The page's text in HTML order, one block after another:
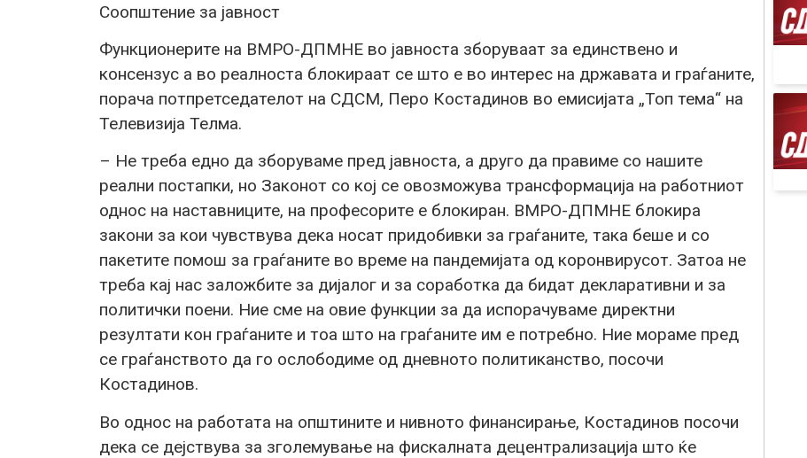
Соопштение за јавност
Функционерите на ВМРО-ДПМНЕ во јавноста зборуваат за единствено и
консензус а во реалноста блокираат се што е во интерес на државата и граѓаните,
порача потпретседателот на СДСМ, Перо Костадинов во емисијата „Топ тема“ на
Телевизија Телма.
– Не треба едно да зборуваме пред јавноста, а друго да правиме со нашите
реални постапки, но Законот со кој се овозможува трансформација на работниот
однос на наставниците, на професорите е блокиран. ВМРО-ДПМНЕ блокира
закони за кои чувствува дека носат придобивки за граѓаните, така беше и со
пакетите помош за граѓаните во време на пандемијата од коронвирусот. Затоа не
треба кај нас заложбите за дијалог и за соработка да бидат декларативни и за
политички поени. Ние сме на овие функции за да испорачуваме директни
резултати кон граѓаните и тоа што на граѓаните им е потребно. Ние мораме пред
се граѓанството да го ослободиме од дневното политиканство, посочи
Костадинов.
Во однос на работата на општините и нивното финансирање, Костадинов посочи
дека се дејствува за зголемување на фискалната децентрализација што ќе